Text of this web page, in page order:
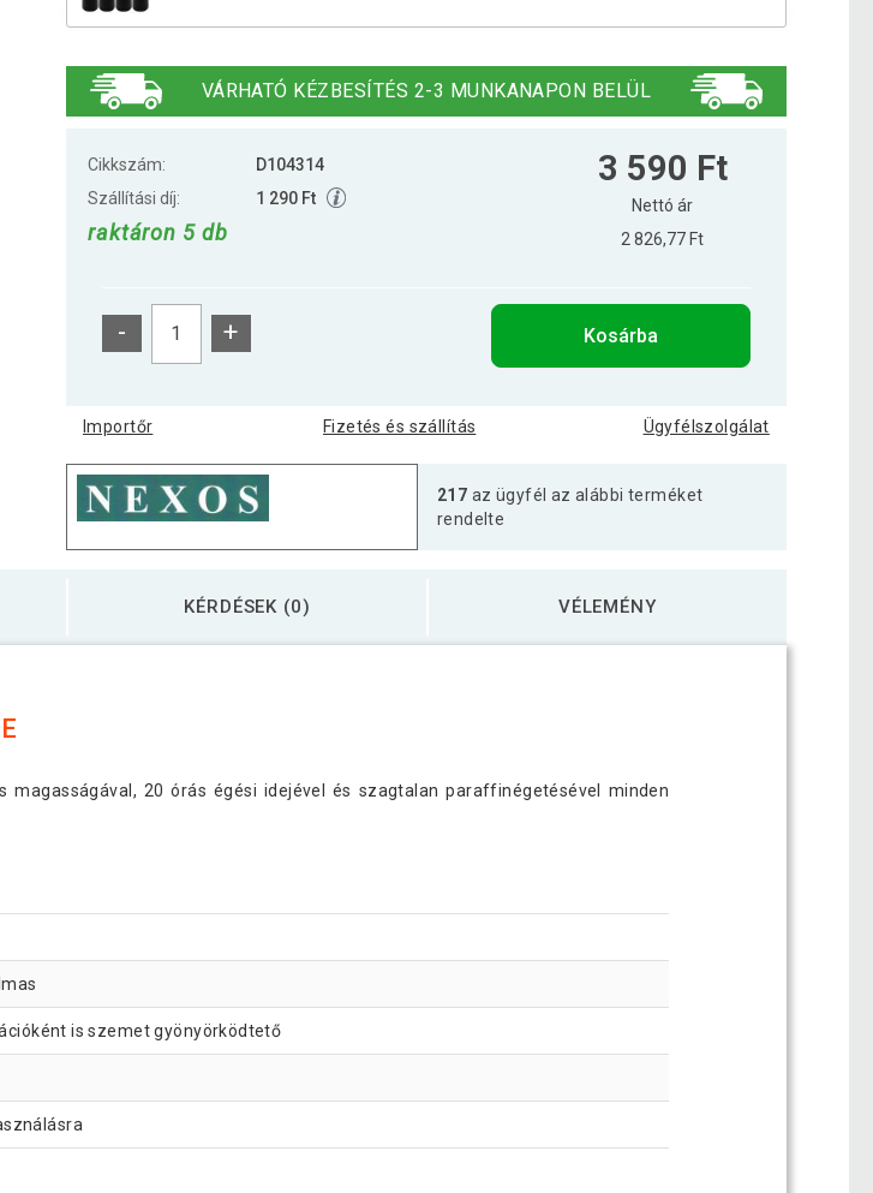
VÁRHATÓ KÉZBESÍTÉS 2-3 MUNKANAPON BELÜL
Cikkszám:
D104314
Szállítási díj:
1 290 Ft
raktáron 5 db
3 590 Ft
Nettó ár
2 826,77 Ft
- + Kosárba
Importőr Fizetés és szállítás Ügyfélszolgálat
217 az ügyfél az alábbi terméket
rendelte
KÉRDÉSEK (0) VÉLEMÉNY
20 órás égési idejével és szagtalan paraffinégetésével minden
is szemet gyönyörködtető